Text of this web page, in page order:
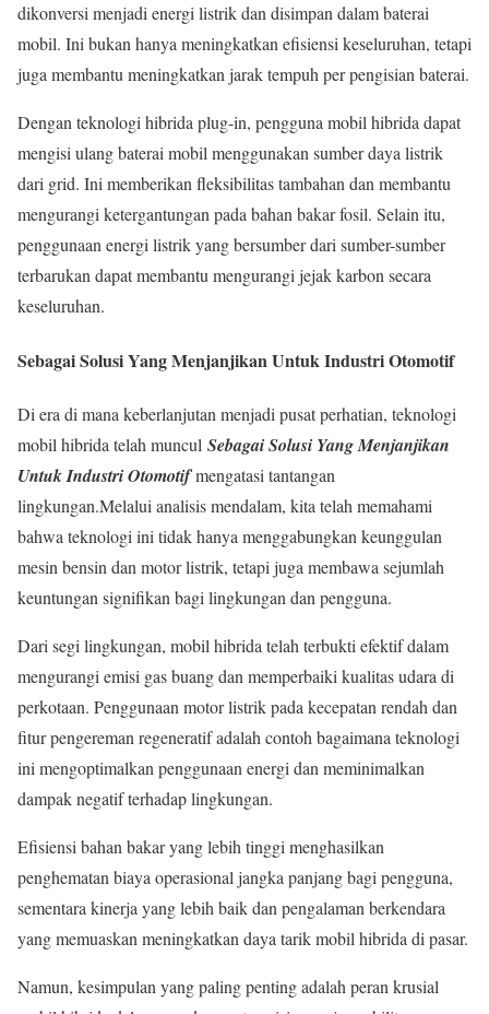
dikonversi menjadi energi listrik dan disimpan dalam baterai
mobil. Ini bukan hanya meningkatkan efisiensi keseluruhan, tetapi
juga membantu meningkatkan jarak tempuh per pengisian baterai.
Dengan teknologi hibrida plug-in, pengguna mobil hibrida dapat
mengisi ulang baterai mobil menggunakan sumber daya listrik
dari grid. Ini memberikan fleksibilitas tambahan dan membantu
mengurangi ketergantungan pada bahan bakar fosil. Selain itu,
penggunaan energi listrik yang bersumber dari sumber-sumber
terbarukan dapat membantu mengurangi jejak karbon secara
keseluruhan.
Sebagai Solusi Yang Menjanjikan Untuk Industri Otomotif
Di era di mana keberlanjutan menjadi pusat perhatian, teknologi
mobil hibrida telah muncul Sebagai Solusi Yang Menjanjikan
Untuk Industri Otomotif mengatasi tantangan
lingkungan.Melalui analisis mendalam, kita telah memahami
bahwa teknologi ini tidak hanya menggabungkan keunggulan
mesin bensin dan motor listrik, tetapi juga membawa sejumlah
keuntungan signifikan bagi lingkungan dan pengguna.
Dari segi lingkungan, mobil hibrida telah terbukti efektif dalam
mengurangi emisi gas buang dan memperbaiki kualitas udara di
perkotaan. Penggunaan motor listrik pada kecepatan rendah dan
fitur pengereman regeneratif adalah contoh bagaimana teknologi
ini mengoptimalkan penggunaan energi dan meminimalkan
dampak negatif terhadap lingkungan.
Efisiensi bahan bakar yang lebih tinggi menghasilkan
penghematan biaya operasional jangka panjang bagi pengguna,
sementara kinerja yang lebih baik dan pengalaman berkendara
yang memuaskan meningkatkan daya tarik mobil hibrida di pasar.
Namun, kesimpulan yang paling penting adalah peran krusial